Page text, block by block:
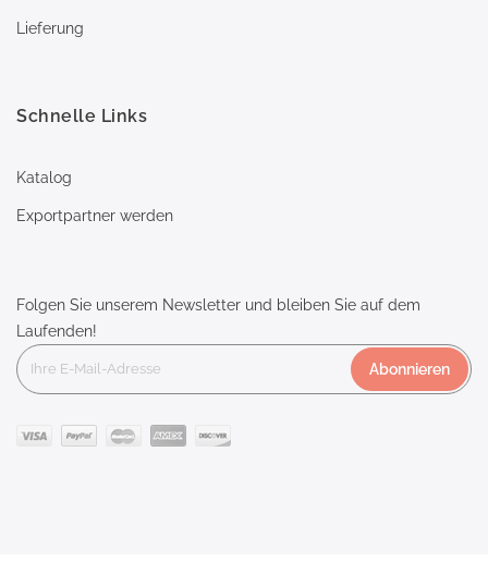
Lieferung
Schnelle Links
Katalog
Exportpartner werden
Folgen Sie unserem Newsletter und bleiben Sie auf dem
Laufenden!
Abonnieren